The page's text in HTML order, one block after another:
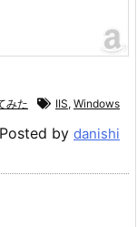
みた IIS, Windows
Posted by danishi